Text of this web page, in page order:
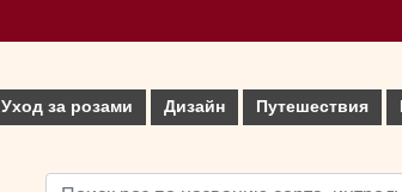
Уход за розами Дизайн Путешествия